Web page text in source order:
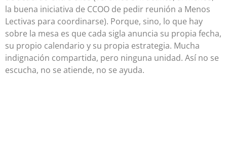
la buena iniciativa de CCOO de pedir reunión a Menos
Lectivas para coordinarse). Porque, sino, lo que hay
sobre la mesa es que cada sigla anuncia su propia fecha,
su propio calendario y su propia estrategia. Mucha
indignación compartida, pero ninguna unidad. Así no se
escucha, no se atiende, no se ayuda.